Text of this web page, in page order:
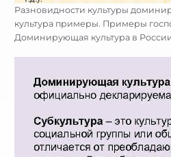
Разновидности культуры
культура примеры. Примеры
Доминирующая культура в